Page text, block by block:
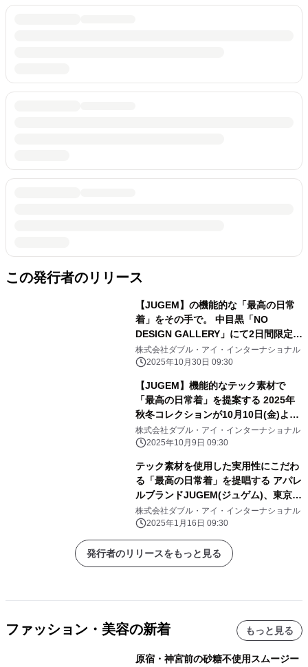
この発行者のリリース
【JUGEM】の機能的な「最高の日常
着」をその手で。 中目黒「NO
DESIGN GALLERY」にて2日間限定の
ポップアップショップを11月8日(土)
より開催。
株式会社ダブル・アイ・インターナショナル
2025年10月30日 09:30
【JUGEM】機能的なテック素材で
「最高の日常着」を提案する 2025年
秋冬コレクションが10月10日(金)より
順次発売開始。
株式会社ダブル・アイ・インターナショナル
2025年10月9日 09:30
テック素材を使用した実用性にこだわ
る「最高の日常着」を提唱する アパレ
ルブランドJUGEM(ジュゲム)、東京・
中目黒にて POPUP STOREを1月18日
(土)・19日(日)の2日間限定で開催！
株式会社ダブル・アイ・インターナショナル
2025年1月16日 09:30
発行者のリリースをもっと見る
ファッション・美容の新着 もっと見る
原宿・神宮前の砂糖不使用スムージー